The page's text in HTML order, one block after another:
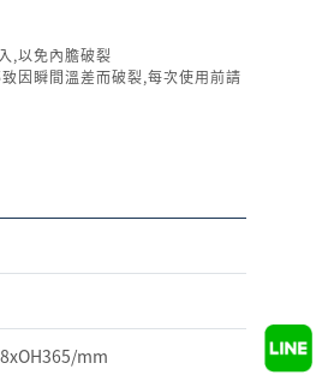
,以免內膽破裂
因瞬間溫差而破裂,每次使用前請
mm